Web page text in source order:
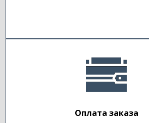
Оплата заказа